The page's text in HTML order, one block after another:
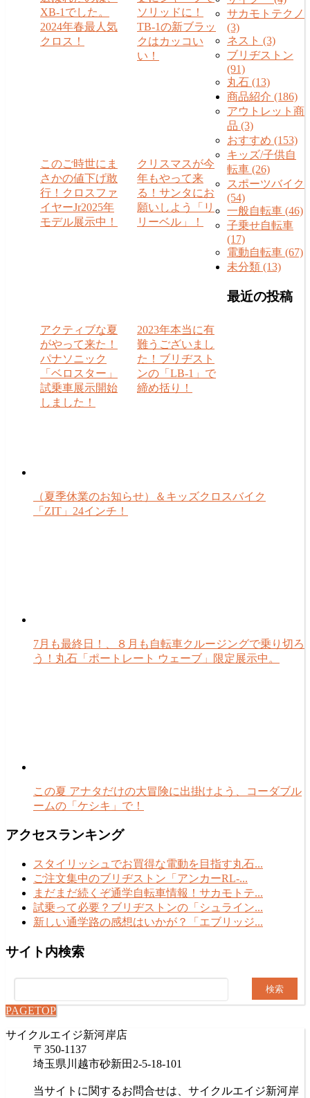
XB-1でした。
2024年春最人気
クロス！
ソリッドに！
TB-1の新ブラッ
クはカッコい
い！
このご時世にま
さかの値下げ敢
行！クロスファ
イヤーJr2025年
モデル展示中！
クリスマスが今
年もやって来
る！サンタにお
願いしよう「リ
リーベル」！
アクティブな夏
がやって来た！
パナソニック
「ベロスター」
試乗車展示開始
しました！
2023年本当に有
難うございまし
た！ブリヂスト
ンの「LB-1」で
締め括り！
サカモトテクノ
(3)
ネスト (3)
ブリヂストン
(91)
丸石 (13)
商品紹介 (186)
アウトレット商
品 (3)
おすすめ (153)
キッズ/子供自
転車 (26)
スポーツバイク
(54)
一般自転車 (46)
子乗せ自転車
(17)
電動自転車 (67)
未分類 (13)
最近の投稿
（夏季休業のお知らせ）＆キッズクロスバイク
「ZIT」24インチ！
7月も最終日！、８月も自転車クルージングで乗り切ろ
う！丸石「ポートレート ウェーブ」限定展示中。
この夏 アナタだけの大冒険に出掛けよう、コーダブル
ームの「ケシキ」で！
アクセスランキング
スタイリッシュでお買得な電動を目指す丸石...
ご注文集中のブリヂストン「アンカーRL-...
まだまだ続くぞ通学自転車情報！サカモトテ...
試乗って必要？ブリヂストンの「シュライン...
新しい通学路の感想はいかが？「エブリッジ...
サイト内検索
索:
PAGETOP
サイクルエイジ新河岸店
〒350-1137
埼玉県川越市砂新田2-5-18-101
当サイトに関するお問合せは、サイクルエイジ新河岸